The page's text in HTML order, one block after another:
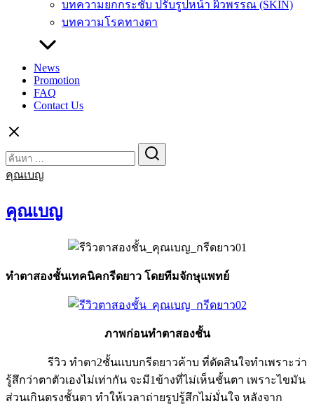
บทความยกกระชับ ปรับรูปหน้า ผิวพรรณ (SKIN)
บทความโรคทางตา
News
Promotion
FAQ
Contact Us
for:
คุณเบญ
คุณเบญ
ทำตาสองชั้นเทคนิคกรีดยาว โดยทีมจักษุแพทย์
ภาพก่อนทำตาสองชั้น
รีวิว ทำตา2ชั้นเเบบกรีดยาวค้าบ ที่ตัดสินใจทำเพราะว่า
รู้สึกว่าตาตัวเองไม่เท่ากัน จะมี1ข้างที่ไม่เห็นชั้นตา เพราะไขมัน
ส่วนเกินตรงชั้นตา ทำให้เวลาถ่ายรูปรู้สึกไม่มั่นใจ หลังจาก